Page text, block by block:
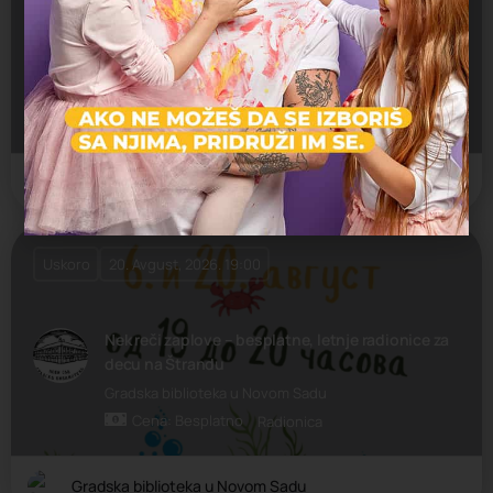
Kreativne radionice za decu i omladinu u Ložionici
Ložionica Cena: Besplatno Radionica
Ložionica
Nek reči zaplove – besplatne, letnje radionice za
decu na Štrandu
Cena: Besplatno
Radionica
20. Avgust, 2026. 19:00
Gradska biblioteka u Novom Sadu